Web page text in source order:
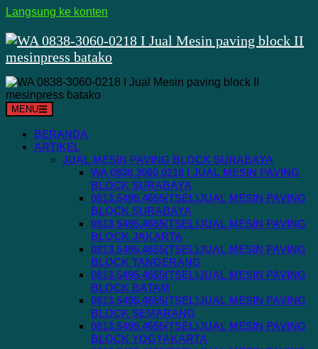
Langsung ke konten
MENU
BERANDA
ARTIKEL
JUAL MESIN PAVING BLOCK SURABAYA
WA 0838.3060.0218 I JUAL MESIN PAVING
BLOCK SURABAYA
0813.5495.4655(TSEL)JUAL MESIN PAVING
BLOCK SURABAYA
0813.5495.4655(TSEL)JUAL MESIN PAVING
BLOCK JAKARTA
0813.5495.4655(TSEL)JUAL MESIN PAVING
BLOCK TANGERANG
0813.5495.4655(TSEL)JUAL MESIN PAVING
BLOCK BATAM
0813.5495.4655(TSEL)JUAL MESIN PAVING
BLOCK SEMARANG
0813.5495.4655(TSEL)JUAL MESIN PAVING
BLOCK YOGYAKARTA